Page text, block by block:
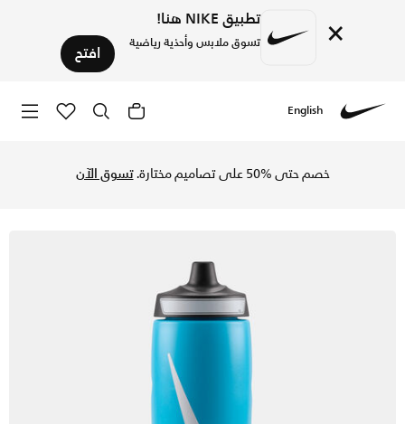
× تطبيق NIKE هنا!
تسوق ملابس وأحذية رياضية افتح
English
خصم حتى %50 على تصاميم مختارة. تسوق الآن